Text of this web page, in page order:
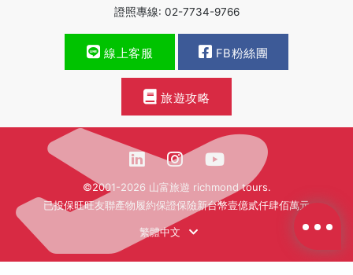
證照專線: 02-7734-9766
線上客服 FB粉絲團
旅遊攻略
©2001-2026 山富旅遊 richmond tours.
已投保旺旺友聯產物履約保證保險新台幣壹億貳仟肆佰萬元
繁體中文